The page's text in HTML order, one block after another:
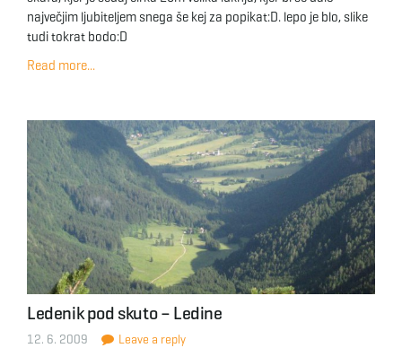
največjim ljubiteljem snega še kej za popikat:D. lepo je blo, slike
tudi tokrat bodo:D
Read more...
Ledenik pod skuto – Ledine
12. 6. 2009 Leave a reply